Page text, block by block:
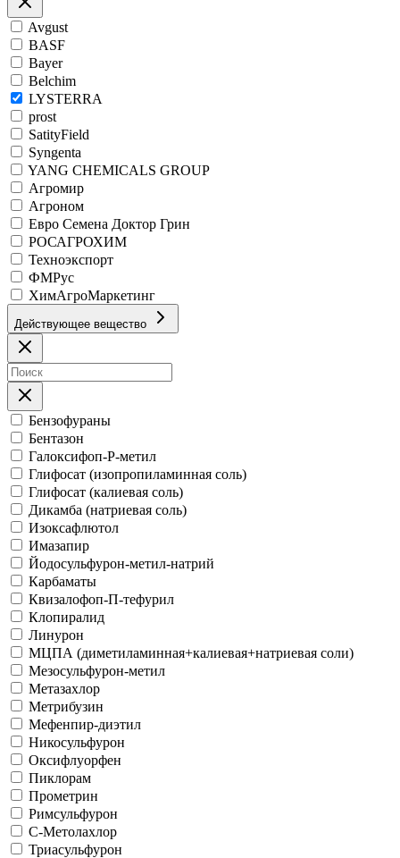
Avgust
BASF
Bayer
Belchim
LYSTERRA
prost
SatityField
Syngenta
YANG CHEMICALS GROUP
Агромир
Агроном
Евро Семена Доктор Грин
РОСАГРОХИМ
Техноэкспорт
ФМРус
ХимАгроМаркетинг
Действующее вещество
Бензофураны
Бентазон
Галоксифоп-Р-метил
Глифосат (изопропиламинная соль)
Глифосат (калиевая соль)
Дикамба (натриевая соль)
Изоксафлютол
Имазапир
Йодосульфурон-метил-натрий
Карбаматы
Квизалофоп-П-тефурил
Клопиралид
Линурон
МЦПА (диметиламинная+калиевая+натриевая соли)
Мезосульфурон-метил
Метазахлор
Метрибузин
Мефенпир-диэтил
Никосульфурон
Оксифлуорфен
Пиклорам
Прометрин
Римсульфурон
С-Метолахлор
Триасульфурон